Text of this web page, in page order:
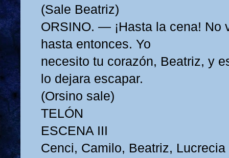
(Sale Beatriz)
ORSINO. — ¡Hasta la cena! No
hasta entonces. Yo
necesito tu corazón, Beatriz, y
lo dejara escapar.
(Orsino sale)
TELÓN
ESCENA III
Cenci, Camilo, Beatriz,